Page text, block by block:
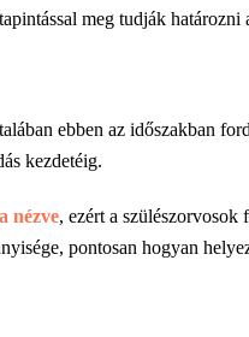
meg tudják határozni
ebben az időszakban
kezdetéig.
nézve, ezért a
pontosan hogyan